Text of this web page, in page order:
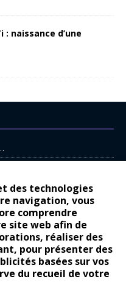
des technologies
navigation, vous
comprendre
site web afin de
réaliser des
pour présenter des
basées sur vos
du recueil de votre
: naissance d’une
Citroën
: pour les gens vrais